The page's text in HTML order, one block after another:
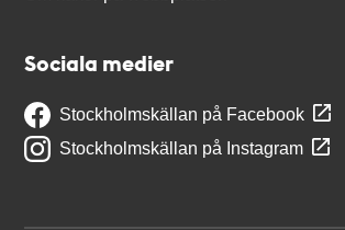
Sociala medier
Stockholmskällan på Facebook
Stockholmskällan på Instagram